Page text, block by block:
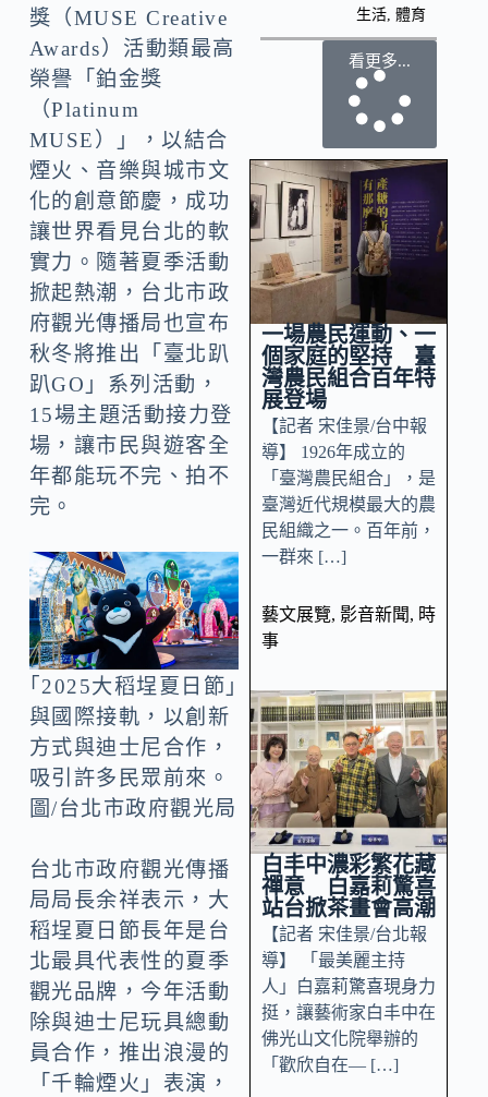
獎（MUSE Creative
Awards）活動類最高
榮譽「鉑金獎
（Platinum
MUSE）」，以結合
煙火、音樂與城市文
化的創意節慶，成功
讓世界看見台北的軟
實力。隨著夏季活動
掀起熱潮，台北市政
府觀光傳播局也宣布
秋冬將推出「臺北趴
趴GO」系列活動，
15場主題活動接力登
場，讓市民與遊客全
年都能玩不完、拍不
完。
｢2025大稻埕夏日節｣
與國際接軌，以創新
方式與迪士尼合作，
吸引許多民眾前來。
圖/台北市政府觀光局
台北市政府觀光傳播
局局長余祥表示，大
稻埕夏日節長年是台
北最具代表性的夏季
觀光品牌，今年活動
除與迪士尼玩具總動
員合作，推出浪漫的
「千輪煙火」表演，
生活 ,體育
看更多...
一場農民運動、一
個家庭的堅持 臺
灣農民組合百年特
展登場
【記者 宋佳景/台中報
導】 1926年成立的
「臺灣農民組合」，是
臺灣近代規模最大的農
民組織之一。百年前，
一群來 […]
藝文展覽, 影音新聞, 時
事
白丰中濃彩繁花藏
禪意 白嘉莉驚喜
站台掀茶畫會高潮
【記者 宋佳景/台北報
導】 「最美麗主持
人」白嘉莉驚喜現身力
挺，讓藝術家白丰中在
佛光山文化院舉辦的
「歡欣自在— […]